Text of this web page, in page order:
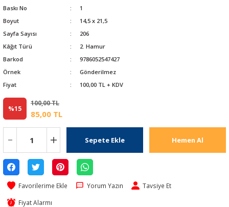
Baskı No
1
Boyut
14,5 x 21,5
Sayfa Sayısı
206
Kâğıt Türü
2. Hamur
Barkod
9786052547427
Örnek
Gönderilmez
Fiyat
100,00 TL + KDV
%15
100,00 TL
85,00 TL
Sepete Ekle Hemen Al
Yorum Yazın Tavsiye Et
Fiyat Alarmı